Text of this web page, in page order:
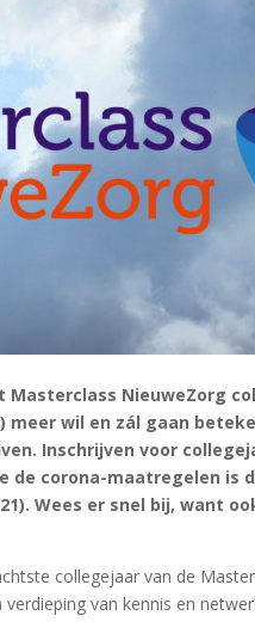
NieuweZorg
wil en zál gaan
Inschrijven voor
de corona-maatregelen is
Wees er snel bij, want
collegejaar van de
van kennis en